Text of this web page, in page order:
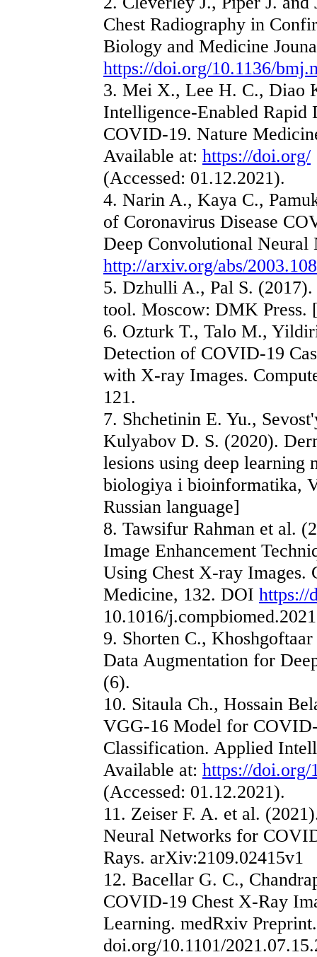
Chest Radiography in
Biology and Medicine
https://doi.org/10.1136/
3. Mei X., Lee H. C., Diao
Intelligence-Enabled Rapid
COVID-19. Nature
Available at: https://doi.org/
(Accessed: 01.12.2021).
4. Narin A., Kaya C.,
of Coronavirus Disease
Deep Convolutional
http://arxiv.org/abs/
5. Dzhulli A., Pal S.
tool. Moscow: DMK Press.
6. Ozturk T., Talo M.,
Detection of COVID-19
with X-ray Images.
121.
7. Shchetinin E. Yu.,
Kulyabov D. S. (2020).
lesions using deep learning
biologiya i bioinformatika,
Russian language]
8. Tawsifur Rahman et al.
Image Enhancement
Using Chest X-ray Images.
Medicine, 132. DOI https://
10.1016/
9. Shorten C.,
Data Augmentation for
(6).
10. Sitaula Ch., Hossain
VGG-16 Model for
Classification. Applied
Available at: https://doi.org/
(Accessed: 01.12.2021).
11. Zeiser F. A. et al.
Neural Networks for
Rays. arXiv:2109.02415v1
12. Bacellar G. C.,
COVID-19 Chest X-Ray
Learning. medRxiv
doi.org/10.1101/